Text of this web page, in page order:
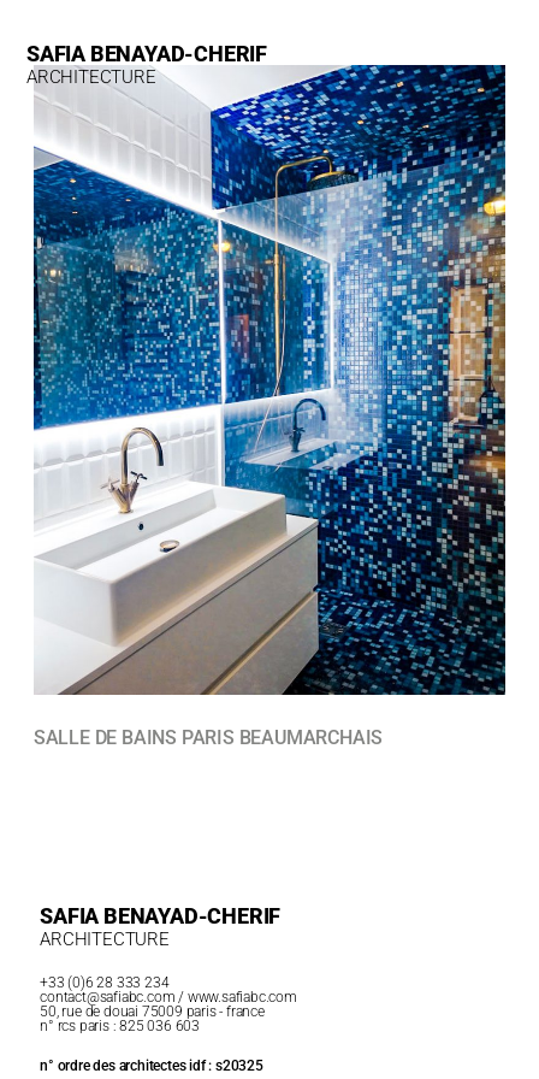
CONTENU
SAFIA BENAYAD-CHERIF​​
ARCHITECTURE​
SALLE DE BAINS PARIS BEAUMARCHAIS
SAFIA BENAYAD-CHERIF
ARCHITECTURE
+33 (0)6 28 333 234
contact@safiabc.com / www.safiabc.com
50, rue de douai 75009 paris - france
n° rcs paris : 825 036 603
n° ordre des architectes idf : s20325